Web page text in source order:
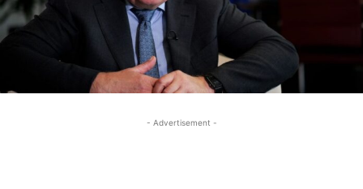
- Advertisement -